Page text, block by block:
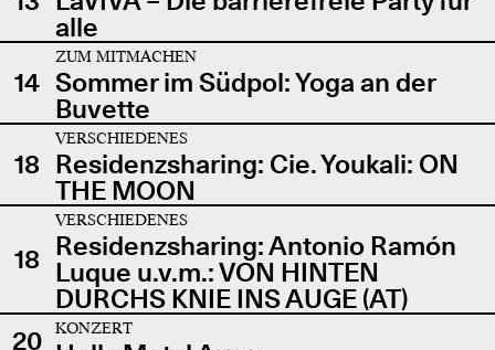
alle
14
ZUM MITMACHEN
Sommer im Südpol: Yoga an der
Buvette
18
VERSCHIEDENES
Residenzsharing: Cie. Youkali: ON
THE MOON
18
VERSCHIEDENES
Residenzsharing: Antonio Ramón
Luque u.v.m.: VON HINTEN
DURCHS KNIE INS AUGE (AT)
20
KONZERT